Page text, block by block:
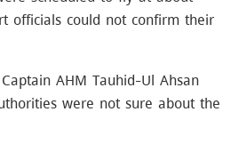
officials could not confirm their
AHM Tauhid-Ul Ahsan
were not sure about the